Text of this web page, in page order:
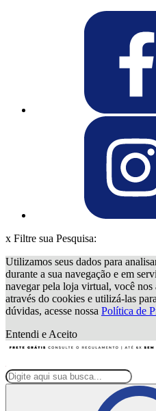
x Filtre sua Pesquisa:
Utilizamos seus dados para
durante a sua navegação e em
navegar pela loja virtual, você
através do cookies e utilizá-las
dúvidas, acesse nossa Política de
Entendi e Aceito